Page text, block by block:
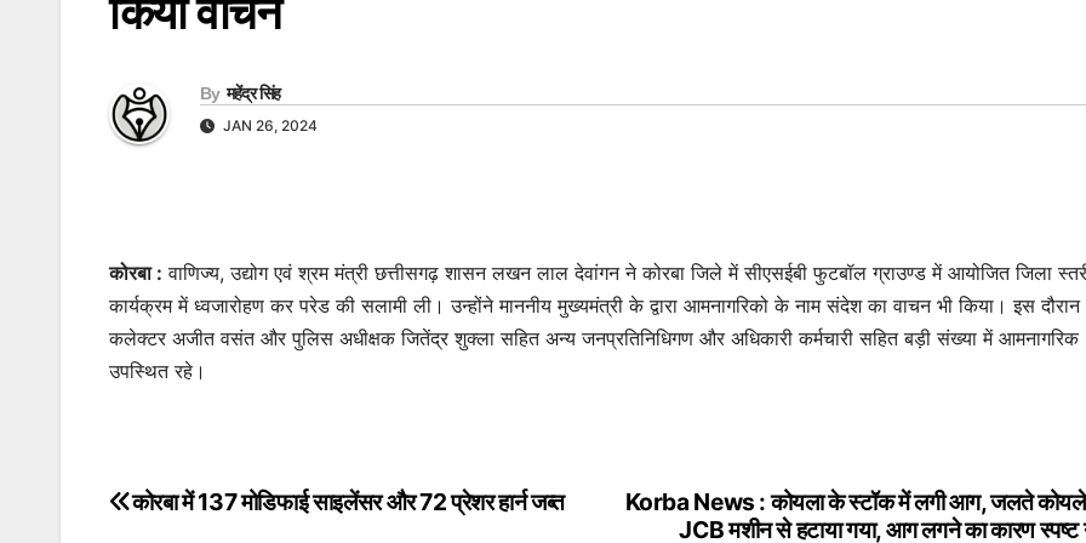
किया वाचन
By महेंद्र सिंह
JAN 26, 2024
कोरबा : वाणिज्य, उद्योग एवं श्रम मंत्री छत्तीसगढ़ शासन लखन लाल देवांगन ने कोरबा जिले में सीएसईबी फुटबॉल ग्राउण्ड में आयोजित जिला
कार्यक्रम में ध्वजारोहण कर परेड की सलामी ली। उन्होंने माननीय मुख्यमंत्री के द्वारा आमनागरिको के नाम संदेश का वाचन भी किया। इस दौरान
कलेक्टर अजीत वसंत और पुलिस अधीक्षक जितेंद्र शुक्ला सहित अन्य जनप्रतिनिधिगण और अधिकारी कर्मचारी सहित बड़ी संख्या में आमनागरिक
उपस्थित रहे।
Post
Korba News : कोयला के स्टॉक में लगी आग, जलते
JCB मशीन से हटाया गया, आग लगने का कारण स्पष्ट
कोरबा में 137 मोडिफाई साइलेंसर और 72 प्रेशर हार्न जब्त